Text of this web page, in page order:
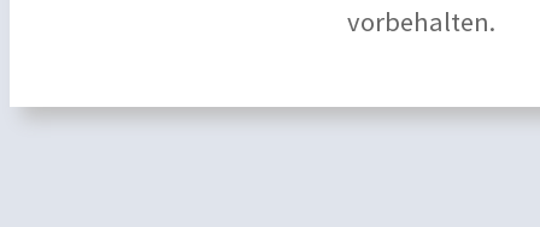
vorbehalten.